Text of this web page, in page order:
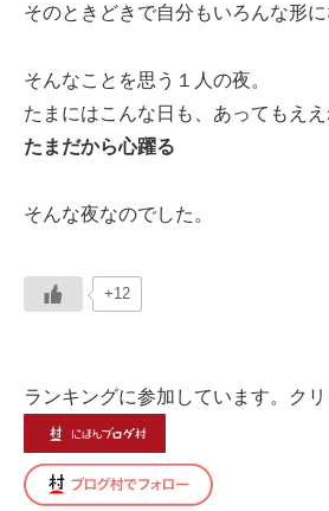
そのときどきで自分もいろんな形に
そんなことを思う１人の夜。
たまにはこんな日も、あってもええ
たまだから心躍る
そんな夜なのでした。
+12
ランキングに参加しています。クリ